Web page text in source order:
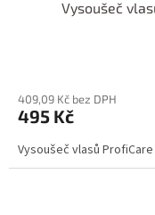
Vysoušeč
409,09 Kč bez DPH
495 Kč
Vysoušeč vlasů